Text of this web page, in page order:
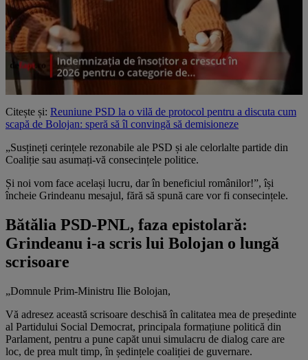
Citește și: Reuniune PSD la o vilă de protocol pentru a discuta cum
scapă de Bolojan: speră să îl convingă să demisioneze
„Susțineți cerințele rezonabile ale PSD și ale celorlalte partide din
Coaliție sau asumați-vă consecințele politice.
Și noi vom face același lucru, dar în beneficiul românilor!”, își
încheie Grindeanu mesajul, fără să spună care vor fi consecințele.
Bătălia PSD-PNL, faza epistolară:
Grindeanu i-a scris lui Bolojan o lungă
scrisoare
„Domnule Prim-Ministru Ilie Bolojan,
Vă adresez această scrisoare deschisă în calitatea mea de președinte
al Partidului Social Democrat, principala formațiune politică din
Parlament, pentru a pune capăt unui simulacru de dialog care are
loc, de prea mult timp, în ședințele coaliției de guvernare.